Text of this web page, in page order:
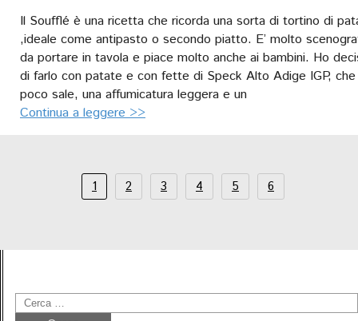
Il Soufflé è una ricetta che ricorda una sorta di tortino di
,ideale come antipasto o secondo piatto. E’ molto
da portare in tavola e piace molto anche ai bambini. Ho
di farlo con patate e con fette di Speck Alto Adige IGP, che
poco sale, una affumicatura leggera e un
Continua a leggere >>
1 2 3 4 5 6